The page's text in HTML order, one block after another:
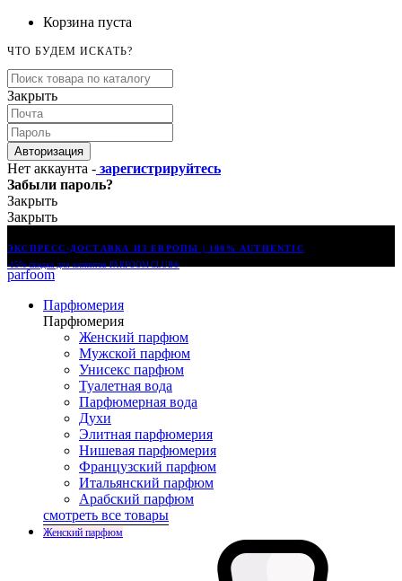
Корзина пуста
ЧТО БУДЕМ ИСКАТЬ?
Закрыть
Авторизация
Нет аккаунта - зарегистрируйтесь
Забыли пароль?
Закрыть
Закрыть
ЭКСПРЕСС-ДОСТАВКА ИЗ ЕВРОПЫ | 100% AUTHENTIC
-15% скидка для клиентов PARFOOM CLUB®
parfoom
Парфюмерия
Парфюмерия
Женский парфюм
Мужской парфюм
Унисекс парфюм
Туалетная вода
Парфюмерная вода
Духи
Элитная парфюмерия
Нишевая парфюмерия
Французский парфюм
Итальянский парфюм
Арабский парфюм
смотреть все товары
Женский парфюм